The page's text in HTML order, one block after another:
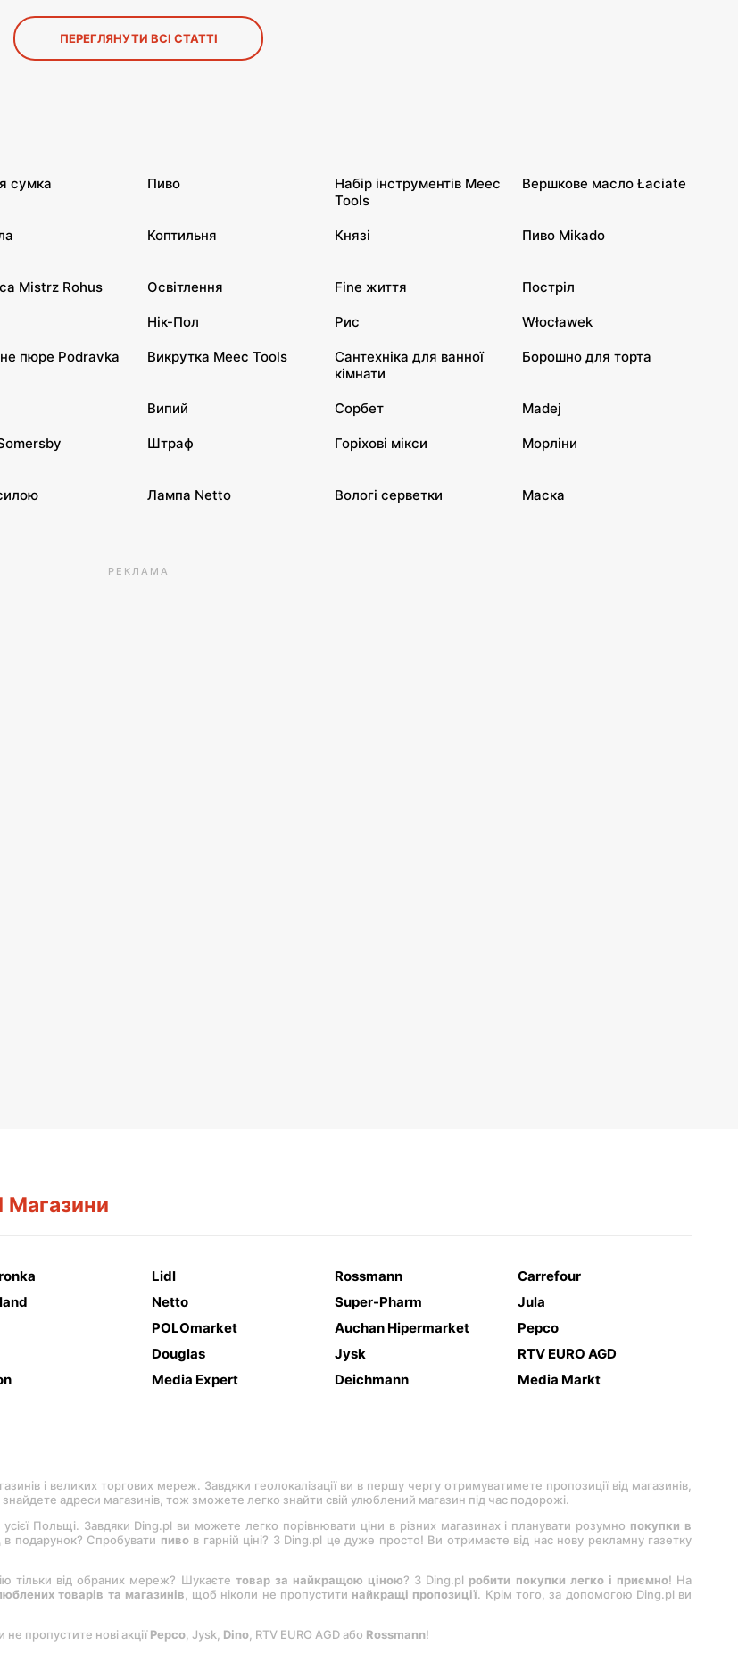
ПЕРЕГЛЯНУТИ ВСІ СТАТТІ
сумка Пиво
Набір інструментів Meec
Tools
Вершкове масло Łaciate
Коптильня Князі Пиво Mikado
Mistrz Rohus Освітлення Fine життя Постріл
Нік-Пол Рис Włocławek
пюре Podravka Викрутка Meec Tools
Сантехніка для ванної
кімнати
Борошно для торта
Випий Сорбет Madej
Штраф Горіхові мікси Морліни
Лампа Netto Вологі серветки Маска
РЕКЛАМА
Lidl Rossmann
Carrefour
Netto Super-Pharm
Jula
POLOmarket Auchan Hipermarket
Pepco
Douglas Jysk
RTV EURO AGD
Media Expert Deichmann Media Markt
і великих торгових мереж. Завдяки геолокалізації ви в першу чергу отримуватимете пропозиції від магазинів,
знайдете адреси магазинів, тож зможете легко знайти свій улюблений магазин під час подорожі.
усієї Польщі. Завдяки Ding.pl ви можете легко порівнювати ціни в різних магазинах і планувати розумно покупки в
в подарунок? Спробувати пивов гарній ціні? З Ding.pl це дуже просто! Ви отримаєте від нас нову рекламну газетку
тільки від обраних мереж? Шукаєте товар за найкращою ціною? З Ding.pl робити покупки легко і приємно! На
товарів та магазинів, щоб ніколи не пропустити найкращі пропозиції. Крім того, за допомогою Ding.pl ви
не пропустите нові акціїPepco, Jysk, Dіno, RTV EURO AGD або Rossmann!